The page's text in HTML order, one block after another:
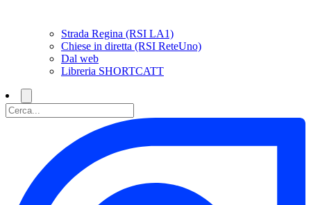
Strada Regina (RSI LA1)
Chiese in diretta (RSI ReteUno)
Dal web
Libreria SHORTCATT